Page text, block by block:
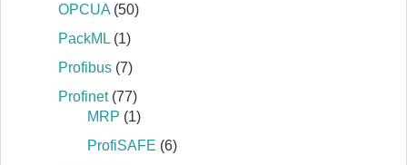
OPCUA (50)
PackML (1)
Profibus (7)
Profinet(77)
MRP (1)
ProfiSAFE (6)